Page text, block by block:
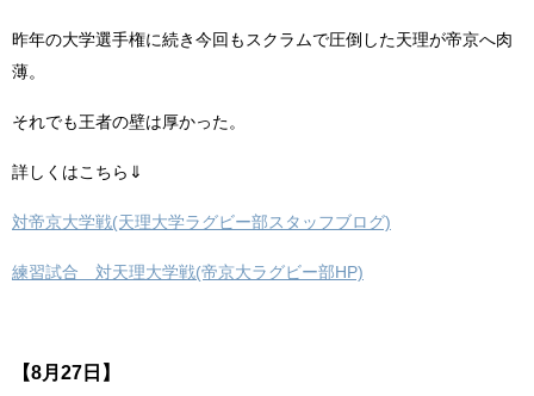
昨年の大学選手権に続き今回もスクラムで圧倒した天理が帝京へ肉
薄。
それでも王者の壁は厚かった。
詳しくはこちら⇓
対帝京大学戦(天理大学ラグビー部スタッフブログ)
練習試合 対天理大学戦(帝京大ラグビー部HP)
【8月27日】